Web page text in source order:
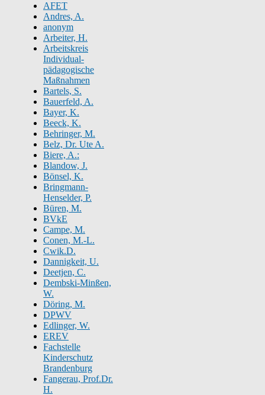
AFET
Andres, A.
anonym
Arbeiter, H.
Arbeitskreis
Individual-
pädagogische
Maßnahmen
Bartels, S.
Bauerfeld, A.
Bayer, K.
Beeck, K.
Behringer, M.
Belz, Dr. Ute A.
Biere, A.:
Blandow, J.
Bönsel, K.
Bringmann-
Henselder, P.
Büren, M.
BVkE
Campe, M.
Conen, M.-L.
Cwik.D.
Dannigkeit, U.
Deetjen, C.
Dembski-Minßen,
W.
Döring, M.
DPWV
Edlinger, W.
EREV
Fachstelle
Kinderschutz
Brandenburg
Fangerau, Prof.Dr.
H.